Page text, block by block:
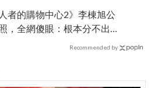
者的購物中心2》李棟旭公
，全網傻眼：根本分不出
Recommended by